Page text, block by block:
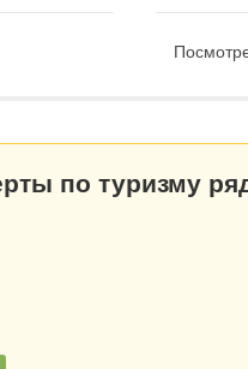
по туризму